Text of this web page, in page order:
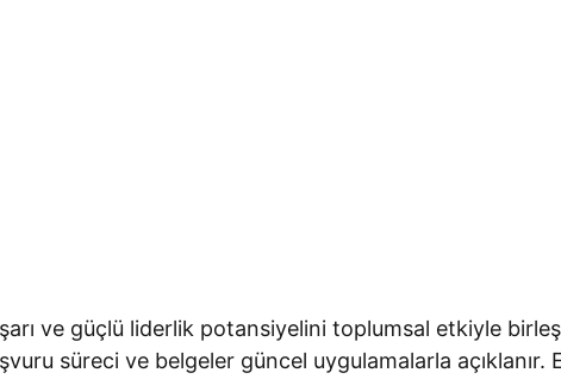
ve güçlü liderlik potansiyelini toplumsal etkiyle
süreci ve belgeler güncel uygulamalarla açıklanır.